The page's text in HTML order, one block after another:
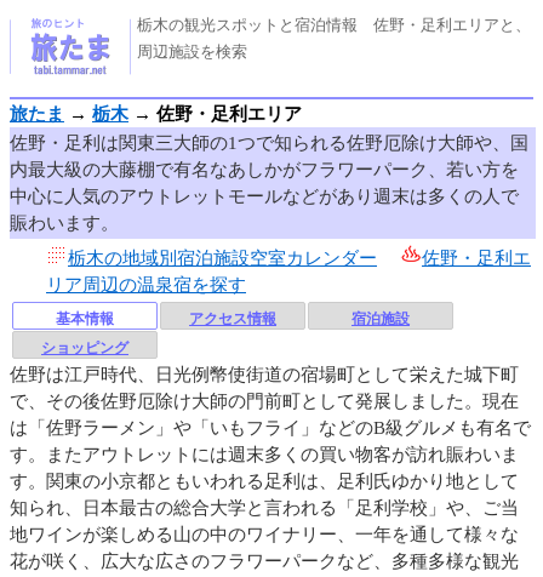
栃木の観光スポットと宿泊情報 佐野・足利エリアと、
周辺施設を検索
旅たま → 栃木→ 佐野・足利エリア
佐野・足利は関東三大師の1つで知られる佐野厄除け大師や、国
内最大級の大藤棚で有名なあしかがフラワーパーク、若い方を
中心に人気のアウトレットモールなどがあり週末は多くの人で
賑わいます。
栃木の地域別宿泊施設空室カレンダー
佐野・足利エ
リア周辺の温泉宿を探す
基本情報 アクセス情報
宿泊施設
ショッピング
佐野は江戸時代、日光例幣使街道の宿場町として栄えた城下町
で、その後佐野厄除け大師の門前町として発展しました。現在
は「佐野ラーメン」や「いもフライ」などのB級グルメも有名で
す。またアウトレットには週末多くの買い物客が訪れ賑わいま
す。関東の小京都ともいわれる足利は、足利氏ゆかり地として
知られ、日本最古の総合大学と言われる「足利学校」や、ご当
地ワインが楽しめる山の中のワイナリー、一年を通して様々な
花が咲く、広大な広さのフラワーパークなど、多種多様な観光